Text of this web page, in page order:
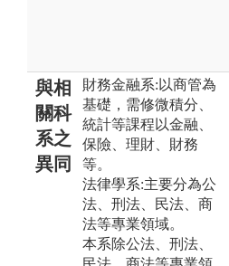
與相
關科
系之
異同
財務金融系:以商管為
基礎，需修微積分、
統計等課程以金融、
保險、理財、財務
等。
法律學系:主要分為公
法、刑法、民法、商
法等專業領域。
本系除公法、刑法、